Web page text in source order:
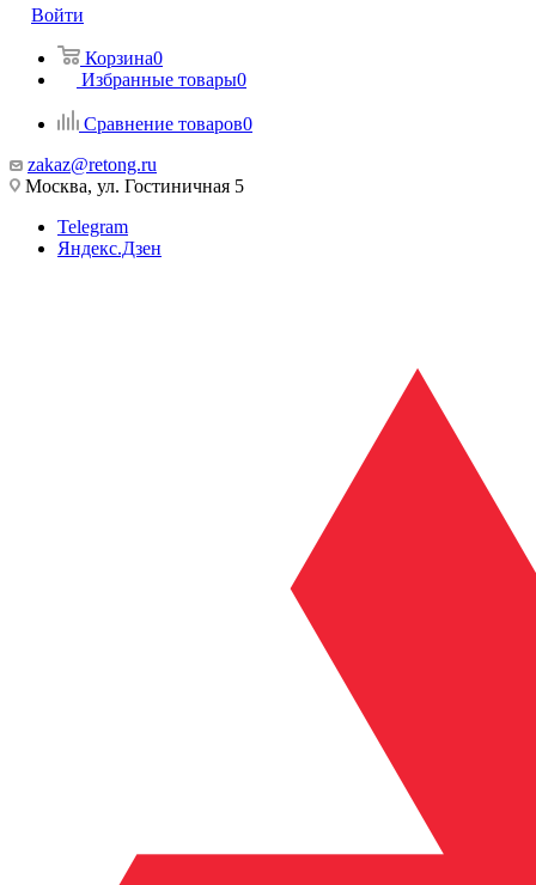
Войти
Корзина0
Избранные товары0
Сравнение товаров0
zakaz@retong.ru
Москва, ул. Гостиничная 5
Telegram
Яндекс.Дзен